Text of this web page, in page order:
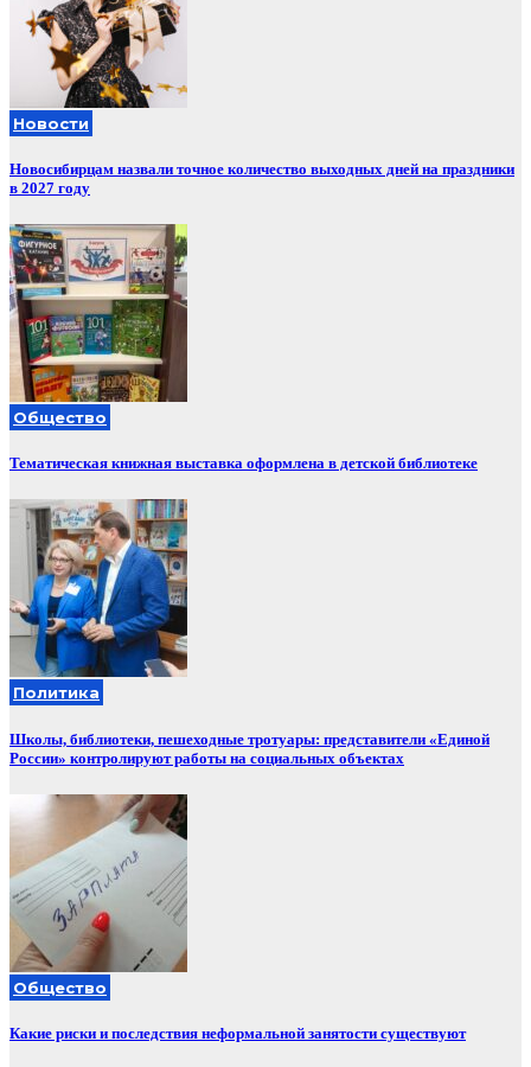
Новости
Новосибирцам назвали точное количество выходных дней на праздники
в 2027 году
Общество
Тематическая книжная выставка оформлена в детской библиотеке
Политика
Школы, библиотеки, пешеходные тротуары: представители «Единой
России» контролируют работы на социальных объектах
Общество
Какие риски и последствия неформальной занятости существуют